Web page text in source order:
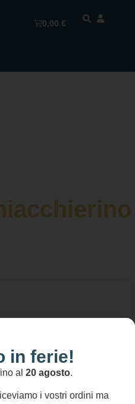
0,00€
in ferie!
al 20 agosto.
i vostri ordini ma